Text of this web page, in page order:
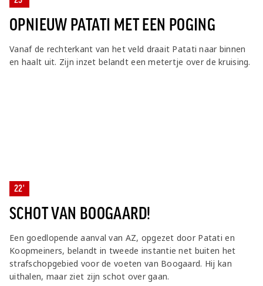
OPNIEUW PATATI MET EEN POGING
Vanaf de rechterkant van het veld draait Patati naar binnen
en haalt uit. Zijn inzet belandt een metertje over de kruising.
22'
SCHOT VAN BOOGAARD!
Een goedlopende aanval van AZ, opgezet door Patati en
Koopmeiners, belandt in tweede instantie net buiten het
strafschopgebied voor de voeten van Boogaard. Hij kan
uithalen, maar ziet zijn schot over gaan.